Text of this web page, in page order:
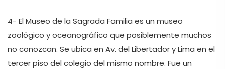
4- El Museo de la Sagrada Familia es un museo
zoológico y oceanográfico que posiblemente muchos
no conozcan. Se ubica en Av. del Libertador y Lima en el
tercer piso del colegio del mismo nombre. Fue un